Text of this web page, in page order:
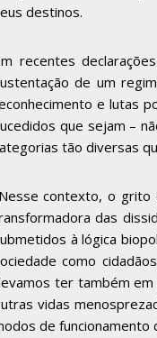
destinos.
recentes
de um
e lutas
que sejam –
tão diversas
Nesse contexto, o
das
à lógica
como
ter também
vidas
de funcionamento